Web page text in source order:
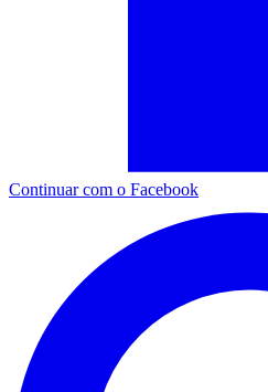
Continuar com o Facebook